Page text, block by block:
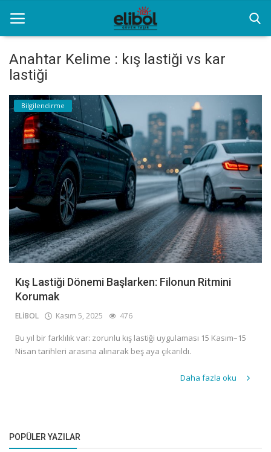
Anasayfa
Hizmet ve Yeniliklerimiz
Kurumsal Filo Kiralama
İletişim
Özel Transfer Hizmeti
Resim Galerisi
Anahtar Kelime : kış lastiği vs kar
lastiği
Bilgilendirme
Kış Lastiği Dönemi Başlarken: Filonun Ritmini
Korumak
ELİBOL Kasım 5, 2025 476
Bu yıl bir farklılık var: zorunlu kış lastiği uygulaması 15 Kasım–15
Nisan tarihleri arasına alınarak beş aya çıkarıldı.
Daha fazla oku
POPÜLER YAZILAR